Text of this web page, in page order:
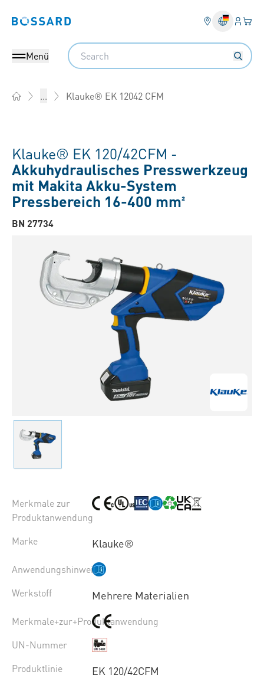
Bossard homepage Ihr
Menü
Search
... Klauke® EK 12042 CFM
Klauke® EK 120/42CFM -
Akkuhydraulisches Presswerkzeug
mit Makita Akku-System
Pressbereich 16-400 mm²
BN 27734
Merkmale zur
Produktanwendung
Marke
Klauke®
Anwendungshinweise
Werkstoff
Mehrere Materialien
Merkmale+zur+Produktanwendung
UN-Nummer
Produktlinie
EK 120/42CFM